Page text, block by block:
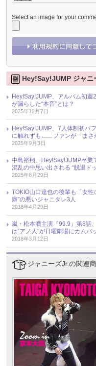
Select an image for your
Hey!Say!JUMP ジャニ
Hey!Say!JUMP、アルバム初
が漏らした“本音”とは？
2025年12月7日
Hey!Say!JUMP、7人体制初パ
に触れずも……ファンが「まさ
2025年9月3日
中島裕翔、Hey!Say!JUMP卒
混乱の中思い出される “脱退ド
2025年8月29日
TOKIO山口達也の後輩も「女
癖”の悪いジャニタレ3人
2018年4月29日
嵐・松本潤主演『99.9』第8
は“アノ人”が日曜劇場にカムバ
2018年3月12日
ジャニーズJr.の関連